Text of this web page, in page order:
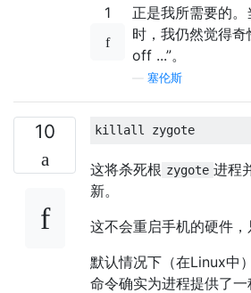
1
正是我所需要的
时，我仍然觉得
off ...”。
塞伦斯
10
这将杀死根 zygote 进程
新。
这不会重启手机的硬件，
默认情况下（在Linux中
命令确实为进程提供了一